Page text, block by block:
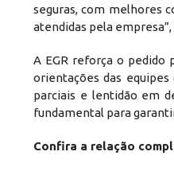
seguras, com melhores
atendidas pela empresa”,
A EGR reforça o pedido
orientações das
parciais e lentidão em
fundamental para
Confira a relação